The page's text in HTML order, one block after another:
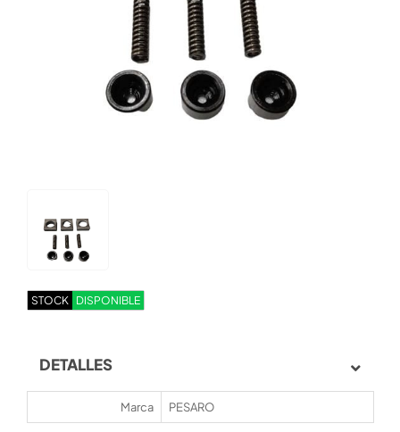
STOCK DISPONIBLE
DETALLES
Marca PESARO